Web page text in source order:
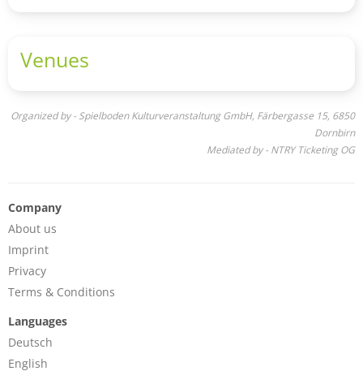
Venues
Organized by - Spielboden Kulturveranstaltung GmbH, Färbergasse 15, 6850
Dornbirn
Mediated by - NTRY Ticketing OG
Company
About us
Imprint
Privacy
Terms & Conditions
Languages
Deutsch
English